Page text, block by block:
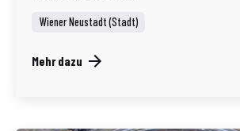
Wiener Neustadt (Stadt)
Mehr dazu